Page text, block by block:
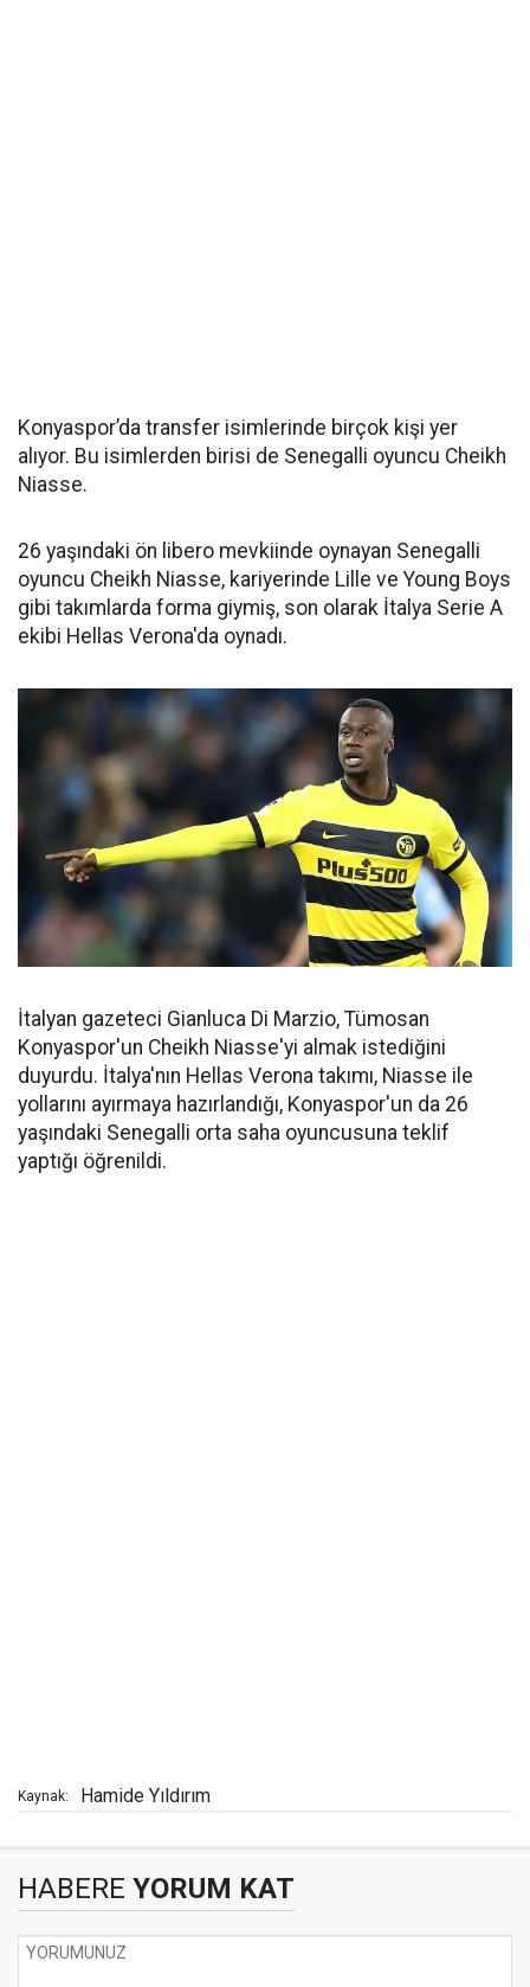
Konyaspor’da transfer isimlerinde birçok kişi yer
alıyor. Bu isimlerden birisi de Senegalli oyuncu Cheikh
Niasse.
26 yaşındaki ön libero mevkiinde oynayan Senegalli
oyuncu Cheikh Niasse, kariyerinde Lille ve Young Boys
gibi takımlarda forma giymiş, son olarak İtalya Serie A
ekibi Hellas Verona'da oynadı.
İtalyan gazeteci Gianluca Di Marzio, Tümosan
Konyaspor'un Cheikh Niasse'yi almak istediğini
duyurdu. İtalya'nın Hellas Verona takımı, Niasse ile
yollarını ayırmaya hazırlandığı, Konyaspor'un da 26
yaşındaki Senegalli orta saha oyuncusuna teklif
yaptığı öğrenildi.
Kaynak: Hamide Yıldırım
HABERE YORUM KAT